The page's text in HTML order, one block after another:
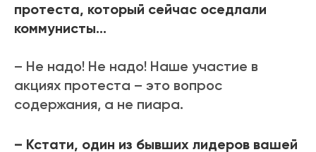
протеста, который сейчас оседлали
коммунисты…
– Не надо! Не надо! Наше участие в
акциях протеста – это вопрос
содержания, а не пиара.
– Кстати, один из бывших лидеров вашей